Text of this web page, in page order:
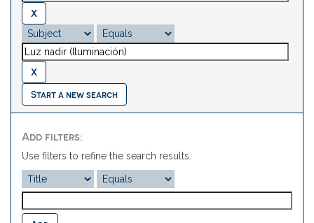
Start a new search
Add filters:
Use filters to refine the search results.